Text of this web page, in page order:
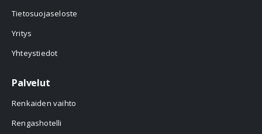
Tietosuojaseloste
Yritys
Yhteystiedot
Palvelut
Renkaiden vaihto
Rengashotelli